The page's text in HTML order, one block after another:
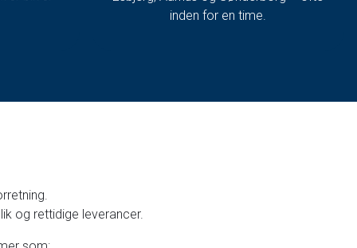
inden for en time.
og rettidige leverancer.